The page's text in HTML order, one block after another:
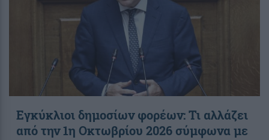
Εγκύκλιοι δημοσίων φορέων: Τι αλλάζει
από την 1η Οκτωβρίου 2026 σύμφωνα με